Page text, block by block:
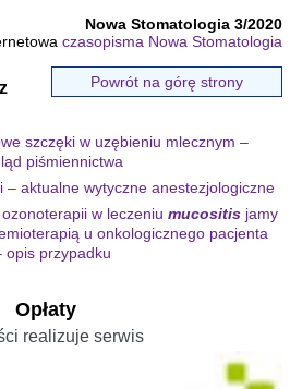
Nowa Stomatologia 3/2020
czasopisma Nowa Stomatologia
Powrót na górę strony
szczęki w uzębieniu mlecznym –
piśmiennictwa
– aktualne wytyczne anestezjologiczne
w leczeniu mucositisjamy
u onkologicznego pacjenta
opis przypadku
Opłaty
realizuje serwis